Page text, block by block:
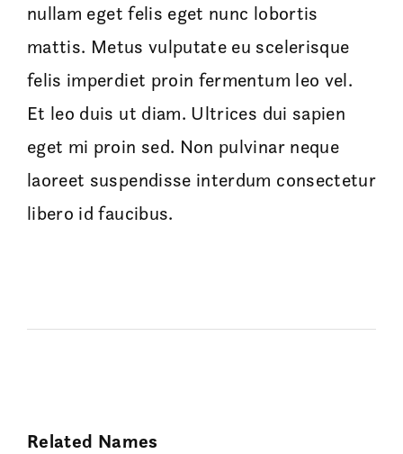
nullam eget felis eget nunc lobortis
mattis. Metus vulputate eu scelerisque
felis imperdiet proin fermentum leo vel.
Et leo duis ut diam. Ultrices dui sapien
eget mi proin sed. Non pulvinar neque
laoreet suspendisse interdum consectetur
libero id faucibus.
Related Names